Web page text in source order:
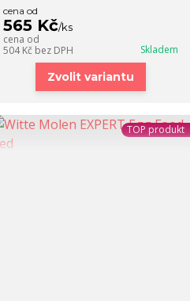
cena od
565 Kč/ks
cena od
504 Kč bez DPH Skladem
Zvolit variantu
TOP produkt